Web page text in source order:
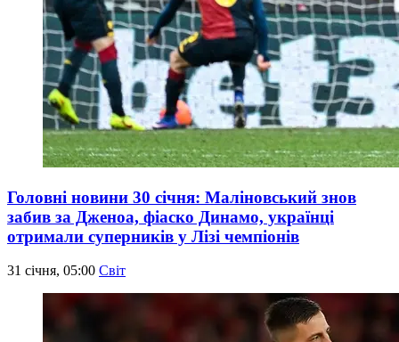
Головні новини 30 січня: Маліновський знов
забив за Дженоа, фіаско Динамо, українці
отримали суперників у Лізі чемпіонів
31 січня, 05:00 Світ